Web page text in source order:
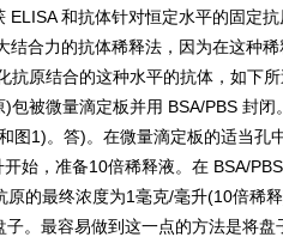
ELISA和抗体针对恒定水平的固定
结合力的抗体稀释法，因为在这种稀
抗原结合的这种水平的抗体，如下
)包被微量滴定板并用 BSA/PBS 封闭
图1)。答)。在微量滴定板的适当孔
开始，准备10倍稀释液。在 BSA/PBS
原的最终浓度为1毫克/毫升(10倍稀释
子。最容易做到这一点的方法是将盘